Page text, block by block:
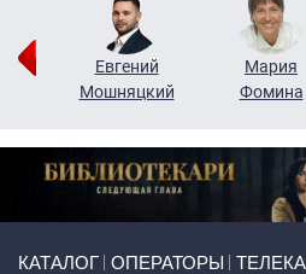
Евгений
Мошняцкий
Мария
Фомина
КАТАЛОГ ОПЕРАТОРЫ